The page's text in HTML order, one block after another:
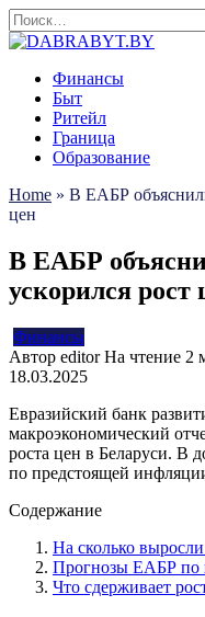
Перейти
к
Search
for:
Финансы
Быт
Ритейл
Граница
Образование
Home » В ЕАБР
цен
В ЕАБР
ускорился рост
Финансы
Автор editor На чтение 2
18.03.2025
Евразийский банк
макроэкономический
роста цен в Беларуси. В
по предстоящей
Содержание
На сколько
Прогнозы ЕАБР по
Что сдерживает